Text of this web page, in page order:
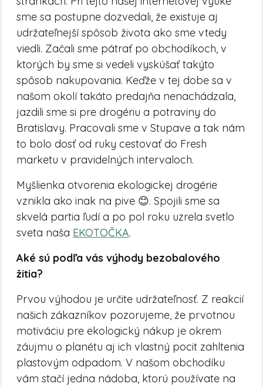
sme sa postupne dozvedali, že existuje aj
udržateľnejší spôsob života ako sme vtedy
viedli. Začali sme pátrať po obchodíkoch, v
ktorých by sme si vedeli vyskúšať takýto
spôsob nakupovania. Keďže v tej dobe sa v
našom okolí takáto predajňa nenachádzala,
jazdili sme si pre drogériu a potraviny do
Bratislavy. Pracovali sme v Stupave a tak nám
to bolo dosť od ruky cestovať do Fresh
marketu v pravidelných intervaloch.
Myšlienka otvorenia ekologickej drogérie
vznikla ako inak na pive 😊. Spojili sme sa
skvelá partia ľudí a po pol roku uzrela svetlo
sveta naša EKOTOČKA.
Aké sú podľa vás výhody bezobalového
žitia?
Prvou výhodou je určite udržateľnosť. Z reakcií
našich zákazníkov pozorujeme, že prvotnou
motiváciu pre ekologický nákup je okrem
záujmu o planétu aj ich vlastný pocit zahltenia
plastovým odpadom. V našom obchodíku
vám stačí jedna nádoba, ktorú používate na